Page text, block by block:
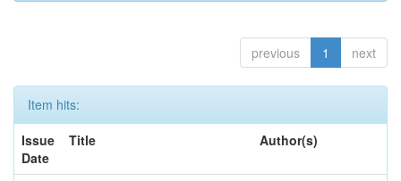
previous 1 next
Item hits:
Issue
Date
Title Author(s)